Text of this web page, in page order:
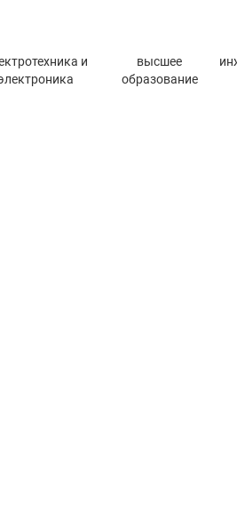
и
высшее
образование